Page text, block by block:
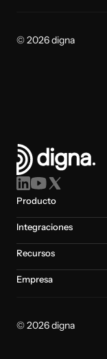
© 2026 digna
Producto
Integraciones
Recursos
Empresa
© 2026 digna